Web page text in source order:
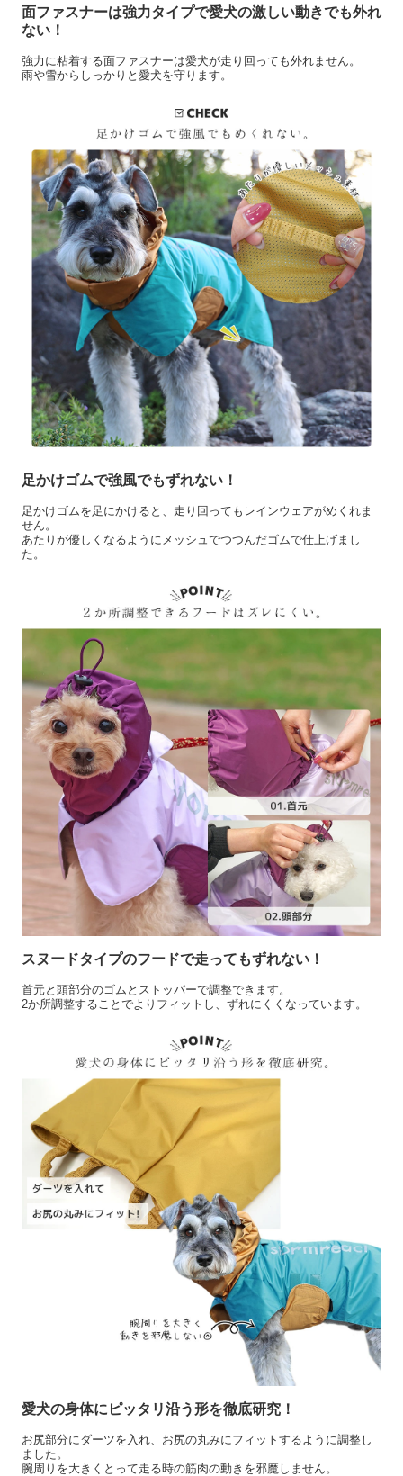
面ファスナーは強力タイプで愛犬の激しい動きでも外れ
ない！
強力に粘着する面ファスナーは愛犬が走り回っても外れません。
雨や雪からしっかりと愛犬を守ります。
足かけゴムで強風でもずれない！
足かけゴムを足にかけると、走り回ってもレインウェアがめくれま
せん。
あたりが優しくなるようにメッシュでつつんだゴムで仕上げまし
た。
スヌードタイプのフードで走ってもずれない！
首元と頭部分のゴムとストッパーで調整できます。
2か所調整することでよりフィットし、ずれにくくなっています。
愛犬の身体にピッタリ沿う形を徹底研究！
お尻部分にダーツを入れ、お尻の丸みにフィットするように調整し
ました。
腕周りを大きくとって走る時の筋肉の動きを邪魔しません。